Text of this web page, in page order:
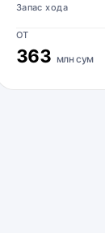
Запас хода
ОТ
363 млн сум